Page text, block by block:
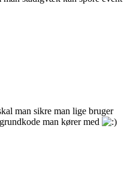
man sikre man lige bruger
man kører med